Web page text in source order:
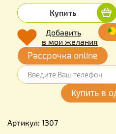
Купить
Добавить
в мои желания
Рассрочка online
Артикул: 1307